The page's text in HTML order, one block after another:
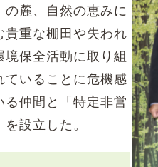
麓、自然の恵みに
重な棚田や失われ
保全活動に取り組
ていることに危機感
る仲間と「特定非営
設立した。